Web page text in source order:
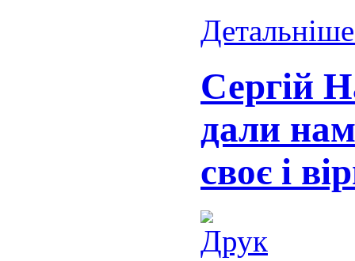
Сергій
дали
своє і